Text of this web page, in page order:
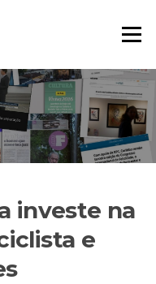
Menu
investe na
e